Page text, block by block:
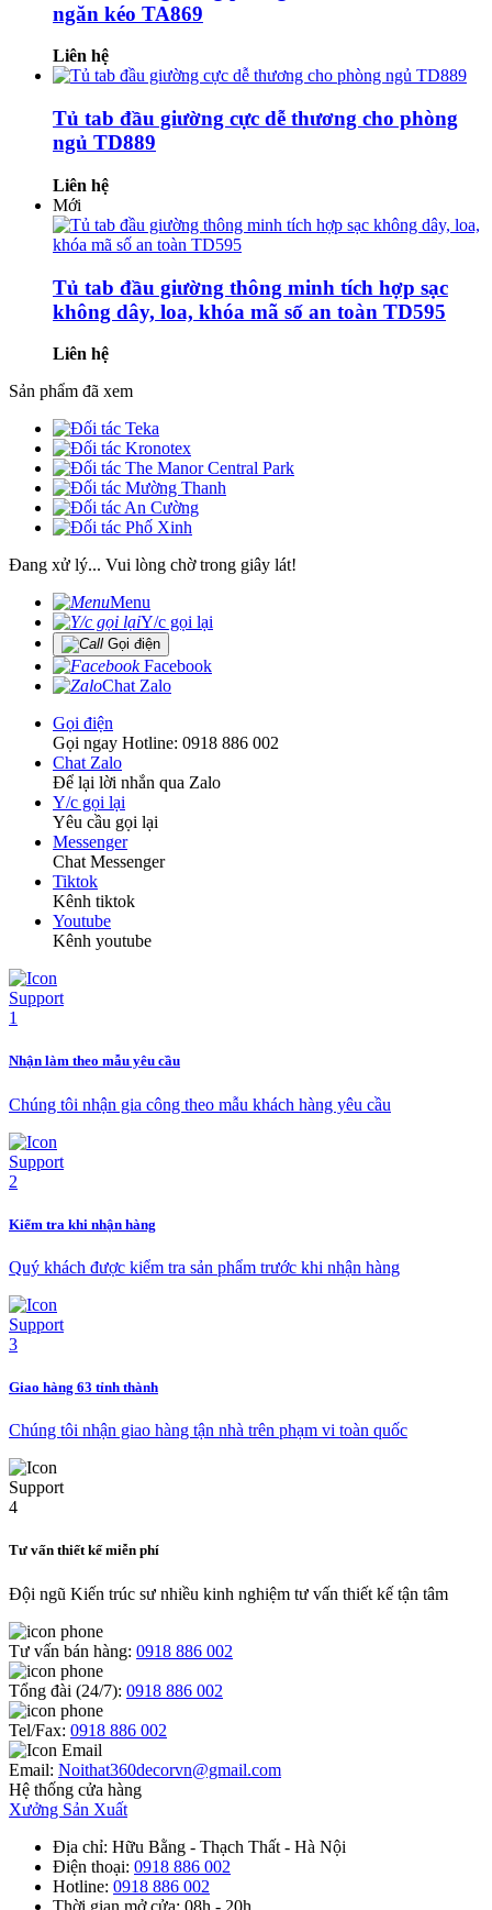
ngăn kéo TA869
Liên hệ
Tủ tab đầu giường cực dễ thương cho phòng
ngủ TD889
Liên hệ
Mới
Tủ tab đầu giường thông minh tích hợp sạc
không dây, loa, khóa mã số an toàn TD595
Liên hệ
Sản phẩm đã xem
Đang xử lý... Vui lòng chờ trong giây lát!
Menu
Y/c gọi lại
Gọi điện
Facebook
Chat Zalo
Gọi điện
Gọi ngay Hotline: 0918 886 002
Chat Zalo
Để lại lời nhắn qua Zalo
Y/c gọi lại
Yêu cầu gọi lại
Messenger
Chat Messenger
Tiktok
Kênh tiktok
Youtube
Kênh youtube
Nhận làm theo mẫu yêu cầu
Chúng tôi nhận gia công theo mẫu khách hàng yêu cầu
Kiểm tra khi nhận hàng
Quý khách được kiểm tra sản phẩm trước khi nhận hàng
Giao hàng 63 tỉnh thành
Chúng tôi nhận giao hàng tận nhà trên phạm vi toàn quốc
Tư vấn thiết kế miễn phí
Đội ngũ Kiến trúc sư nhiều kinh nghiệm tư vấn thiết kế tận tâm
Tư vấn bán hàng: 0918 886 002
Tổng đài (24/7): 0918 886 002
Tel/Fax: 0918 886 002
Email: Noithat360decorvn@gmail.com
Hệ thống cửa hàng
Xưởng Sản Xuất
Địa chỉ: Hữu Bằng - Thạch Thất - Hà Nội
Điện thoại: 0918 886 002
Hotline: 0918 886 002
Thời gian mở cửa: 08h - 20h